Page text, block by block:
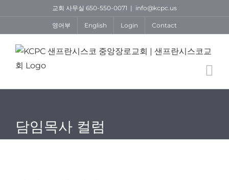
content
교회 사무실 650-550-0071 | info@kcpc.us
영어부 English Login Contact
담임목사 컬럼